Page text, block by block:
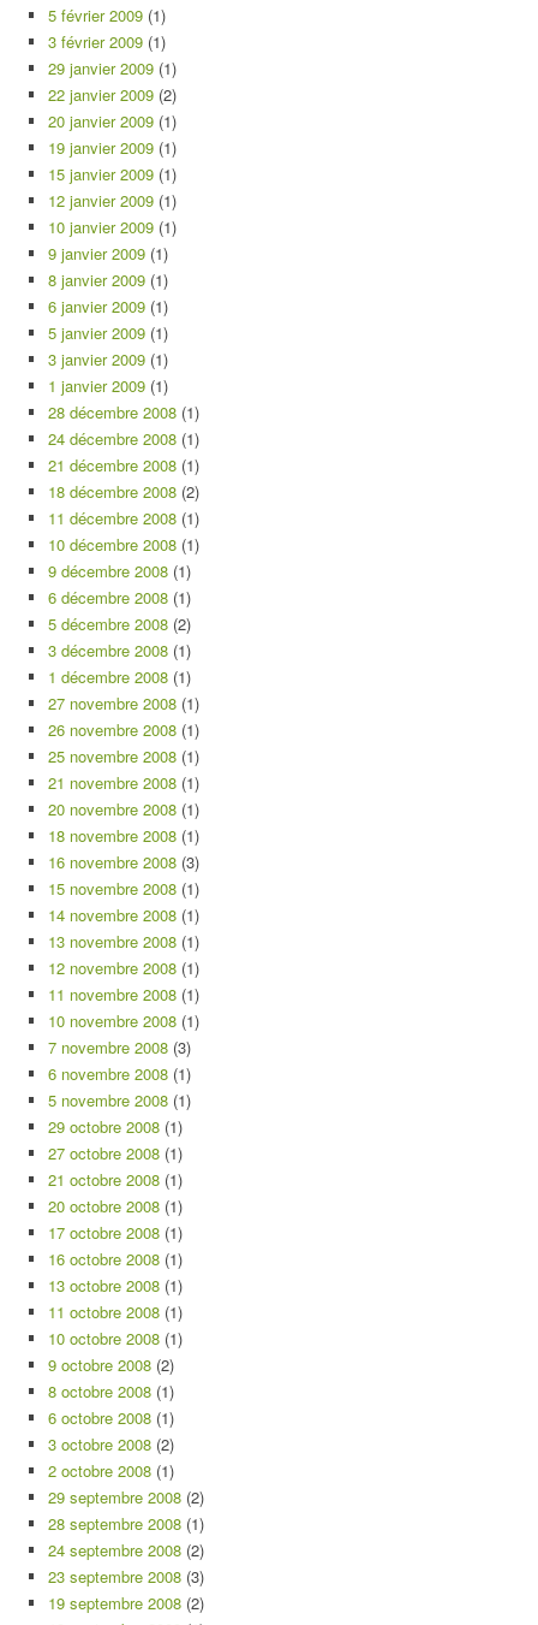
5 février 2009 (1)
3 février 2009 (1)
29 janvier 2009 (1)
22 janvier 2009 (2)
20 janvier 2009 (1)
19 janvier 2009 (1)
15 janvier 2009 (1)
12 janvier 2009 (1)
10 janvier 2009 (1)
9 janvier 2009 (1)
8 janvier 2009 (1)
6 janvier 2009 (1)
5 janvier 2009 (1)
3 janvier 2009 (1)
1 janvier 2009 (1)
28 décembre 2008 (1)
24 décembre 2008 (1)
21 décembre 2008 (1)
18 décembre 2008 (2)
11 décembre 2008 (1)
10 décembre 2008 (1)
9 décembre 2008 (1)
6 décembre 2008 (1)
5 décembre 2008 (2)
3 décembre 2008 (1)
1 décembre 2008 (1)
27 novembre 2008 (1)
26 novembre 2008 (1)
25 novembre 2008 (1)
21 novembre 2008 (1)
20 novembre 2008 (1)
18 novembre 2008 (1)
16 novembre 2008 (3)
15 novembre 2008 (1)
14 novembre 2008 (1)
13 novembre 2008 (1)
12 novembre 2008 (1)
11 novembre 2008 (1)
10 novembre 2008 (1)
7 novembre 2008 (3)
6 novembre 2008 (1)
5 novembre 2008 (1)
29 octobre 2008 (1)
27 octobre 2008 (1)
21 octobre 2008 (1)
20 octobre 2008 (1)
17 octobre 2008 (1)
16 octobre 2008 (1)
13 octobre 2008 (1)
11 octobre 2008 (1)
10 octobre 2008 (1)
9 octobre 2008 (2)
8 octobre 2008 (1)
6 octobre 2008 (1)
3 octobre 2008 (2)
2 octobre 2008 (1)
29 septembre 2008 (2)
28 septembre 2008 (1)
24 septembre 2008 (2)
23 septembre 2008 (3)
19 septembre 2008 (2)